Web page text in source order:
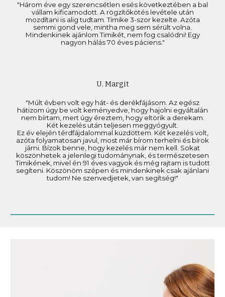
"Három éve egy szerencsétlen esés következtében a bal
vállam kificamodott. A rögzítőkötés levétele után
mozdítani is alig tudtam. Timike 3-szor kezelte. Azóta
semmi gond vele, mintha meg sem sérült volna.
Mindenkinek ajánlom Timikét, nem fog csalódni! Egy
nagyon hálás 70 éves páciens."
U. Margit
"Múlt évben volt egy hát- és derékfájásom. Az egész
hátizom úgy be volt keményedve, hogy hajolni egyáltalán
nem bírtam, mert úgy éreztem, hogy eltörik a derekam.
Két kezelés után teljesen meggyógyult.
Ez év elején térdfájdalommal küzdöttem. Két kezelés volt,
azóta folyamatosan javul, most már bírom terhelni és bírok
járni. Bízok benne, hogy kezelés már nem kell. Sokat
köszönhetek a jelenlegi tudománynak, és természetesen
Timikének, mivel én 91 éves vagyok és még rajtam is tudott
segíteni. Köszönöm szépen és mindenkinek csak ajánlani
tudom! Ne szenvedjetek, van segítség!"